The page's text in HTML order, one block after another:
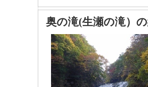
奥の滝(生瀬の滝）